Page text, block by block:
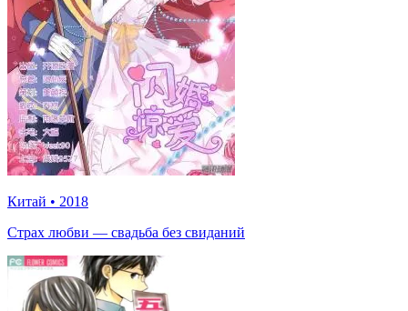
Китай • 2018
Страх любви — свадьба без свиданий